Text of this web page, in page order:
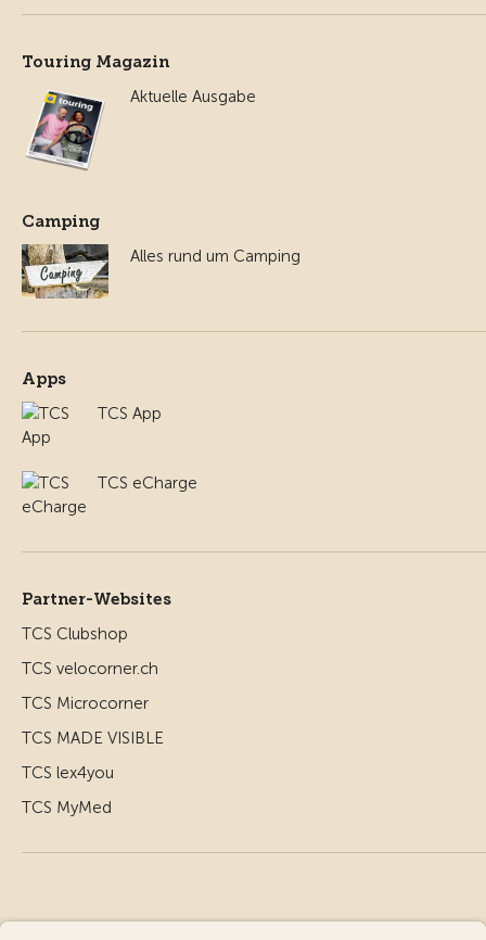
Touring Magazin
Aktuelle Ausgabe
Camping
Alles rund um Camping
Apps
TCS App
TCS eCharge
Partner-Websites
TCS Clubshop
TCS velocorner.ch
TCS Microcorner
TCS MADE VISIBLE
TCS lex4you
TCS MyMed